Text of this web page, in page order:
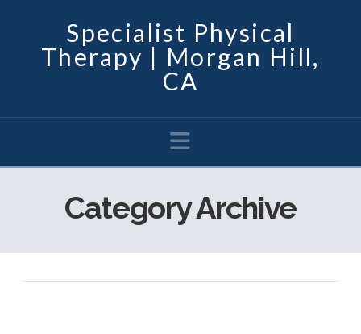
Specialist Physical
Therapy | Morgan Hill,
CA
Navigation
Category Archive